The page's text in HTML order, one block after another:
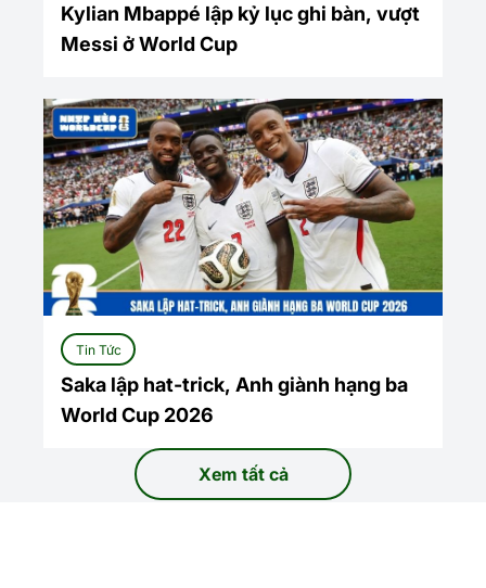
Kylian Mbappé lập kỷ lục ghi bàn, vượt
Messi ở World Cup
Tin Tức
Saka lập hat-trick, Anh giành hạng ba
World Cup 2026
Xem tất cả